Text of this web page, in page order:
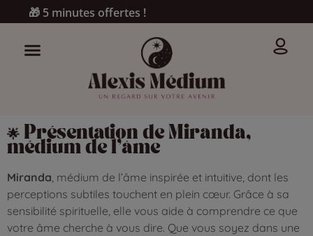
🎁 5 minutes offertes !
🌟 Présentation de Miranda,
médium de l’âme
Miranda , médium de l’âme inspirée et intuitive, dont les
perceptions subtiles touchent en plein cœur. Grâce à sa
sensibilité spirituelle, elle vous aide à comprendre ce que
votre âme cherche à vous dire. Que vous soyez dans une